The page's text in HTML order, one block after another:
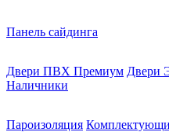
Панель сайдинга
Двери ПВХ Премиум Двери
Наличники
Пароизоляция